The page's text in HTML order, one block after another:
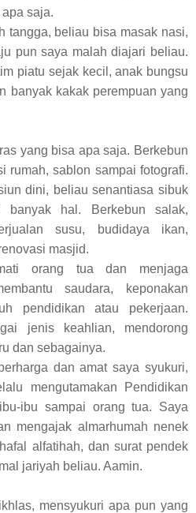
saja.
tangga, beliau bisa masak nasi,
pun saya malah diajari beliau.
piatu sejak kecil, anak bungsu
banyak kakak perempuan yang
yang bisa apa saja. Berkebun
rumah, sablon sampai fotografi.
dini, beliau senantiasa sibuk
banyak hal. Berkebun salak,
susu, budidaya ikan,
masjid.
orang tua dan menjaga
saudara, keponakan
pendidikan atau pekerjaan.
jenis keahlian, mendorong
dan sebagainya.
dan amat saya syukuri,
mengutamakan Pendidikan
ibu sampai orang tua. Saya
mengajak almarhumah nenek
alfatihah, dan surat pendek
jariyah beliau. Aamin.
mensyukuri apa pun yang